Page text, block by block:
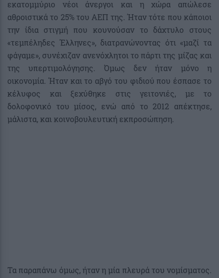
εκατομμύριο νέοι άνεργοι και η χώρα απώλεσε
αθροιστικά το 25% του ΑΕΠ της. Ήταν τότε που κάποιοι
την ίδια στιγμή που κουνούσαν το δάχτυλο στους
«τεμπέληδες Έλληνες», διατρανώνοντας ότι «μαζί τα
φάγαμε», συνέχιζαν ανενόχλητοι το πάρτι της μίζας και
της υπερτιμολόγησης. Όμως δεν ήταν μόνο η
οικονομία. Ήταν και το αβγό του φιδιού που έσπασε το
κέλυφος και ξεχύθηκε στις γειτονιές, με το
δολοφονικό του μίσος, ενώ από το 2012 απέκτησε,
μάλιστα, και κοινοβουλευτική εκπροσώπηση.
Τα παραπάνω όμως, ήταν η μία πλευρά του νομίσματος.